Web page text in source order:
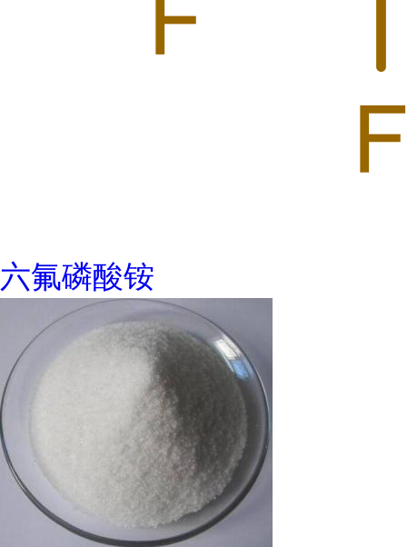
六氟磷酸铵